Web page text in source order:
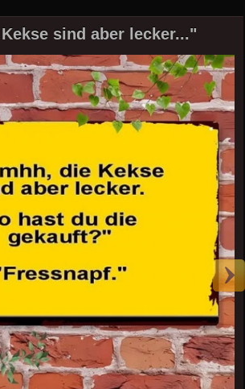
sind aber lecker..."